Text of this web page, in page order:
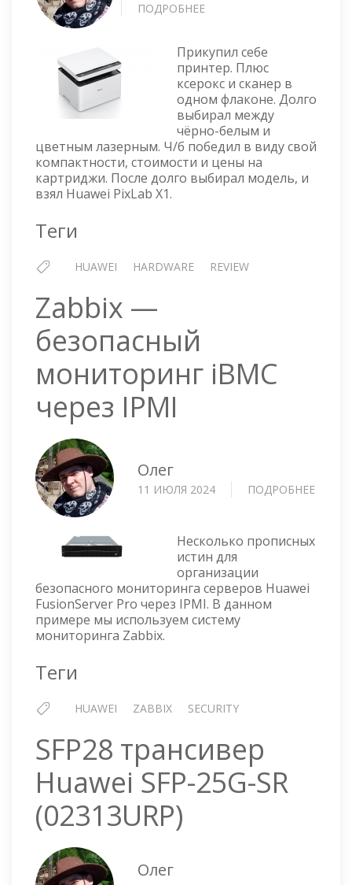
ПОДРОБНЕЕ
ПРИНТЕР
—
HUAWEI
PIXLAB
X1
Прикупил себе
принтер. Плюс
ксерокс и сканер в
одном флаконе. Долго
выбирал между
чёрно-белым и
цветным лазерным. Ч/б победил в виду свой
компактности, стоимости и цены на
картриджи. После долго выбирал модель, и
взял Huawei PixLab X1.
Теги
HUAWEI HARDWARE REVIEW
Zabbix —
безопасный
мониторинг iBMC
через IPMI
Олег
11 ИЮЛЯ 2024 ПОДРОБНЕЕ
Несколько прописных
истин для
организации
безопасного мониторинга серверов Huawei
FusionServer Pro через IPMI. В данном
примере мы используем систему
мониторинга Zabbix.
Теги
HUAWEI ZABBIX SECURITY
SFP28 трансивер
Huawei SFP-25G-SR
(02313URP)
Олег